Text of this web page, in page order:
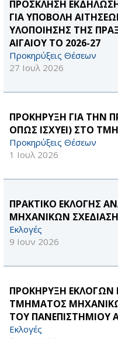
ΠΡΟΣΚΛΗΣΗ
ΓΙΑ ΥΠΟΒΟΛΗ
ΥΛΟΠΟΙΗΣΗΣ ΤΗΣ
ΑΙΓΑΙΟΥ ΤΟ 2026-27
Προκηρύξεις Θέσεων
27 Ιουλ 2026
ΠΡΟΚΗΡΥΞΗ ΓΙΑ ΤΗΝ
ΟΠΩΣ ΙΣΧΥΕΙ) ΣΤΟ
Προκηρύξεις Θέσεων
1 Ιουλ 2026
ΠΡΑΚΤΙΚΟ ΕΚΛΟΓΗΣ
ΜΗΧΑΝΙΚΩΝ
Εκλογές
9 Ιουν 2026
ΠΡΟΚΗΡΥΞΗ ΕΚΛΟΓΩΝ
ΤΜΗΜΑΤΟΣ
ΤΟΥ ΠΑΝΕΠΙΣΤΗΜΙΟΥ
Εκλογές